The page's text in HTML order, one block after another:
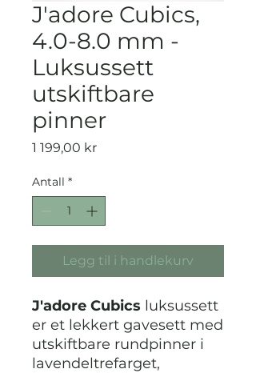
J'adore Cubics,
4.0-8.0 mm -
Luksussett
utskiftbare
pinner
1 199,00 krPris
Antall *
Legg til i handlekurv
J'adore Cubics luksussett
er et lekkert gavesett med
utskiftbare rundpinner i
lavendeltrefarget,